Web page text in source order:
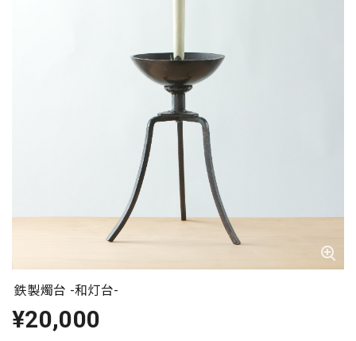
鉄製燭台 -和灯台-
¥20,000